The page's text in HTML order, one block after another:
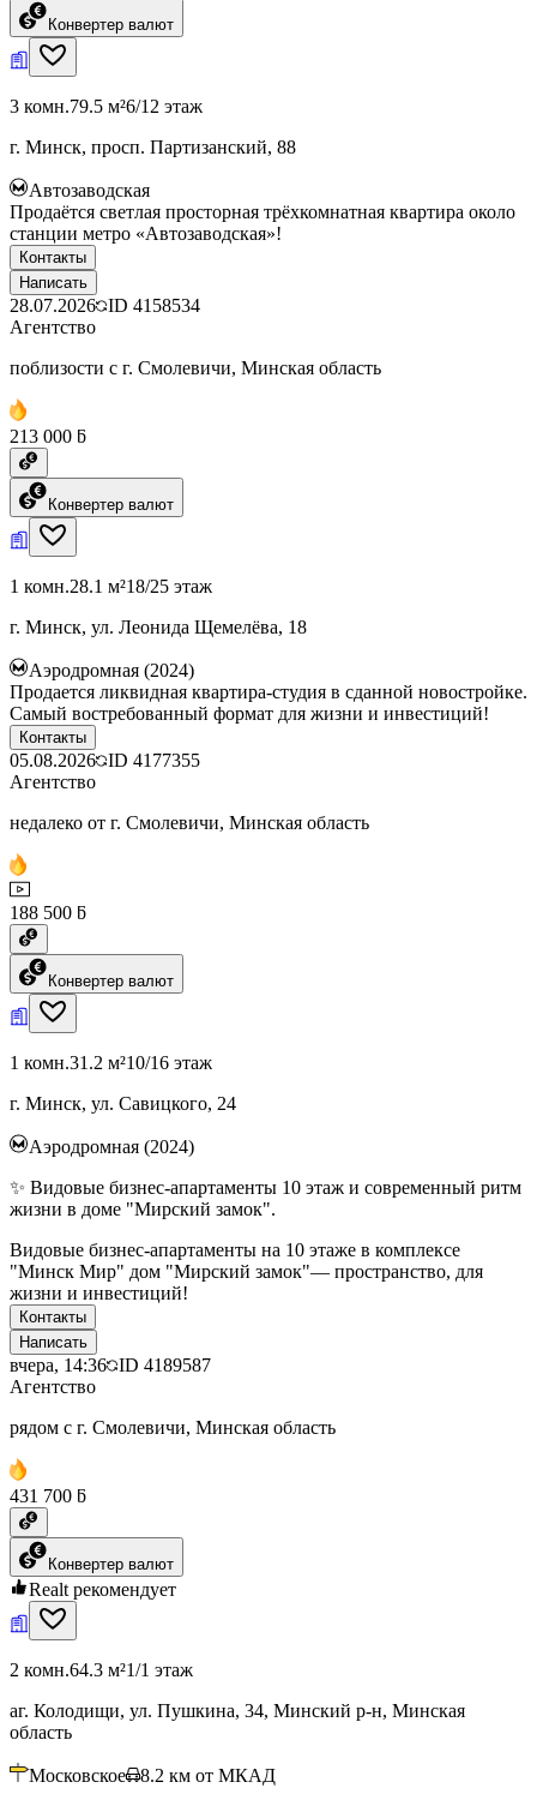
Конвертер валют
3 комн.79.5 м²6/12 этаж
г. Минск, просп. Партизанский, 88
Автозаводская
Продаётся светлая просторная трёхкомнатная квартира около
станции метро «Автозаводская»!
Контакты
Написать
28.07.2026 ID 4158534
Агентство
поблизости с г. Смолевичи, Минская область
213 000 ƃ
Конвертер валют
1 комн.28.1 м²18/25 этаж
г. Минск, ул. Леонида Щемелёва, 18
Аэродромная (2024)
Продается ликвидная квартира-студия в сданной новостройке.
Самый востребованный формат для жизни и инвестиций!
Контакты
05.08.2026 ID 4177355
Агентство
недалеко от г. Смолевичи, Минская область
188 500 ƃ
Конвертер валют
1 комн.31.2 м²10/16 этаж
г. Минск, ул. Савицкого, 24
Аэродромная (2024)
✨ Видовые бизнес-апартаменты 10 этаж и современный ритм
жизни в доме "Мирский замок".
Видовые бизнес-апартаменты на 10 этаже в комплексе
"Минск Мир" дом "Мирский замок"— пространство, для
жизни и инвестиций!
Контакты
Написать
вчера, 14:36 ID 4189587
Агентство
рядом с г. Смолевичи, Минская область
431 700 ƃ
Конвертер валют
Realt рекомендует
2 комн.64.3 м²1/1 этаж
аг. Колодищи, ул. Пушкина, 34, Минский р-н, Минская
область
Московское 8.2 км от МКАД